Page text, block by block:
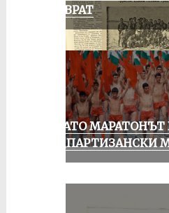
ПРЕВРАТ
КОГАТО
ОТ „ПАРТИЗАНСКИ